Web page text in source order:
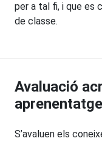
per a tal fi, i que es
de classe.
Avaluació
S’avaluen els